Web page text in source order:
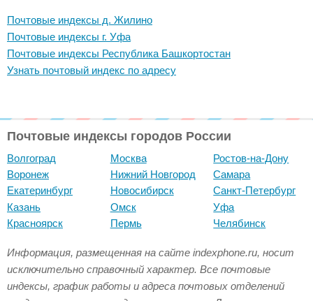
Почтовые индексы д. Жилино
Почтовые индексы г. Уфа
Почтовые индексы Республика Башкортостан
Узнать почтовый индекс по адресу
Почтовые индексы городов России
Волгоград
Воронеж
Екатеринбург
Казань
Красноярск
Москва
Нижний Новгород
Новосибирск
Омск
Пермь
Ростов-на-Дону
Самара
Санкт-Петербург
Уфа
Челябинск
Информация, размещенная на сайте indexphone.ru, носит
исключительно справочный характер. Все почтовые
индексы, график работы и адреса почтовых отделений